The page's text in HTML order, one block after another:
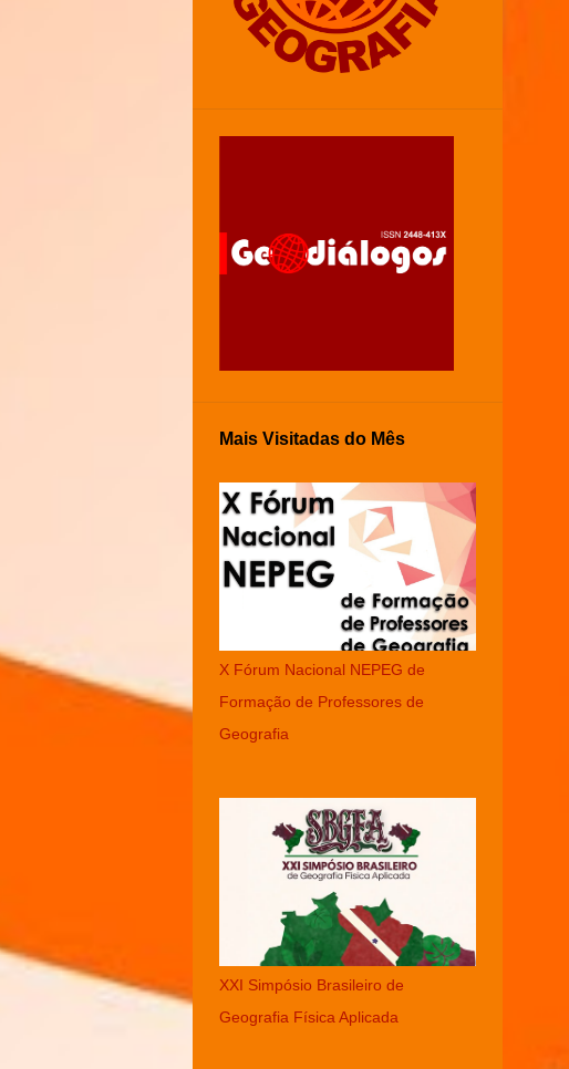
Mais Visitadas do Mês
X Fórum Nacional NEPEG de
Formação de Professores de
Geografia
XXI Simpósio Brasileiro de
Geografia Física Aplicada